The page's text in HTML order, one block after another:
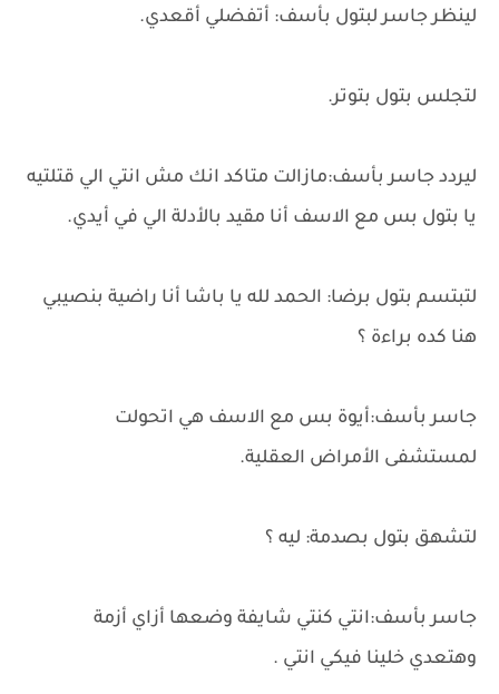
لينظر جاسر لبتول بأسف: أتفضلي أقعدي.
لتجلس بتول بتوتر.
ليردد جاسر بأسف:مازالت متاكد انك مش انتي الي قتلتيه
يا بتول بس مع الاسف أنا مقيد بالأدلة الي في أيدي.
لتبتسم بتول برضا: الحمد لله يا باشا أنا راضية بنصيبي
هنا كده براءة ؟
جاسر بأسف:أيوة بس مع الاسف هي اتحولت
لمستشفى الأمراض العقلية.
لتشهق بتول بصدمة: ليه ؟
جاسر بأسف:انتي كنتي شايفة وضعها أزاي أزمة
وهتعدي خلينا فيكي انتي .